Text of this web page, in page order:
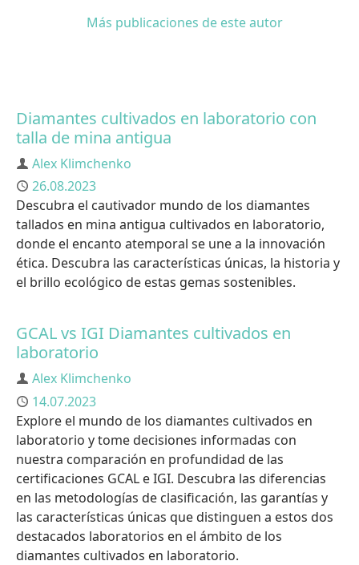
Más publicaciones de este autor
Diamantes cultivados en laboratorio con
talla de mina antigua
Autor
Alex Klimchenko
Publicado
26.08.2023
Descubra el cautivador mundo de los diamantes
tallados en mina antigua cultivados en laboratorio,
donde el encanto atemporal se une a la innovación
ética. Descubra las características únicas, la historia y
el brillo ecológico de estas gemas sostenibles.
GCAL vs IGI Diamantes cultivados en
laboratorio
Autor
Alex Klimchenko
Publicado
14.07.2023
Explore el mundo de los diamantes cultivados en
laboratorio y tome decisiones informadas con
nuestra comparación en profundidad de las
certificaciones GCAL e IGI. Descubra las diferencias
en las metodologías de clasificación, las garantías y
las características únicas que distinguen a estos dos
destacados laboratorios en el ámbito de los
diamantes cultivados en laboratorio.